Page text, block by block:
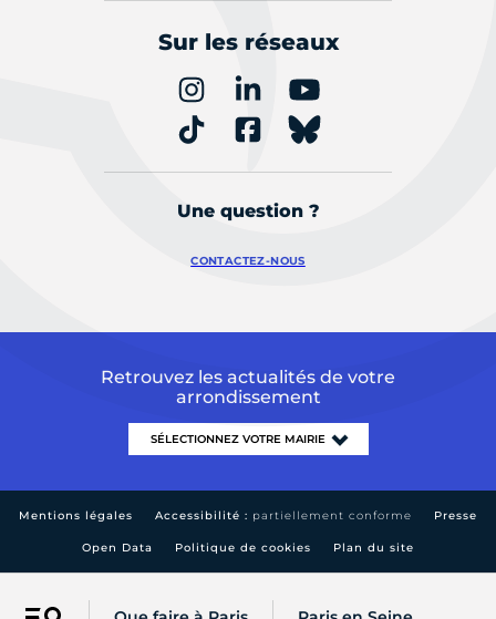
Sur les réseaux
Une question ?
CONTACTEZ-NOUS
Retrouvez les actualités de votre
arrondissement
Mentions légales Accessibilité : partiellement conforme Presse
Open Data Politique de cookies Plan du site